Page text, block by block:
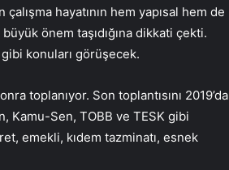
hayatının hem yapısal hem de
önem taşıdığına dikkati çekti.
konuları görüşecek.
toplanıyor. Son toplantısını 2019’da
Kamu-Sen, TOBB ve TESK gibi
emekli, kıdem tazminatı, esnek